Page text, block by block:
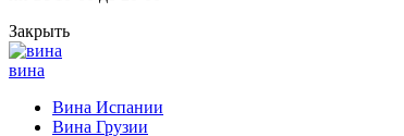
Закрыть
вина
Вина Испании
Вина Грузии